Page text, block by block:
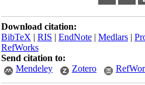
Download citation:
BibTeX|RIS|EndNote|Medlars|
RefWorks
Send citation to:
Mendeley
Zotero